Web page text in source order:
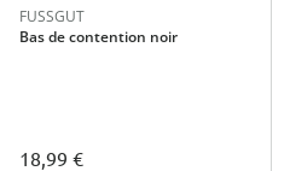
FUSSGUT
Bas de contention noir
18,99 €